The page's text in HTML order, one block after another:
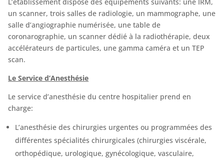
un scanner, trois salles de radiologie, un mammographe, une
salle d’angiographie numérisée, une table de
coronarographie, un scanner dédié à la radiothérapie, deux
accélérateurs de particules, une gamma caméra et un TEP
scan.
Le Service d’Anesthésie
Le service d’anesthésie du centre hospitalier prend en
charge:
L’anesthésie des chirurgies urgentes ou programmées des
différentes spécialités chirurgicales (chirurgies viscérale,
orthopédique, urologique, gynécologique, vasculaire,